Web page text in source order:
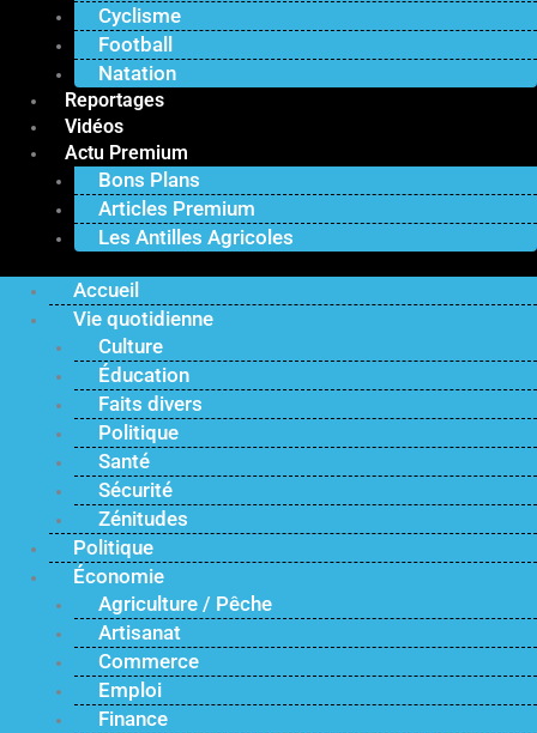
Cyclisme
Football
Natation
Reportages
Vidéos
Actu Premium
Bons Plans
Articles Premium
Les Antilles Agricoles
Accueil
Vie quotidienne
Culture
Éducation
Faits divers
Politique
Santé
Sécurité
Zénitudes
Politique
Économie
Agriculture / Pêche
Artisanat
Commerce
Emploi
Finance